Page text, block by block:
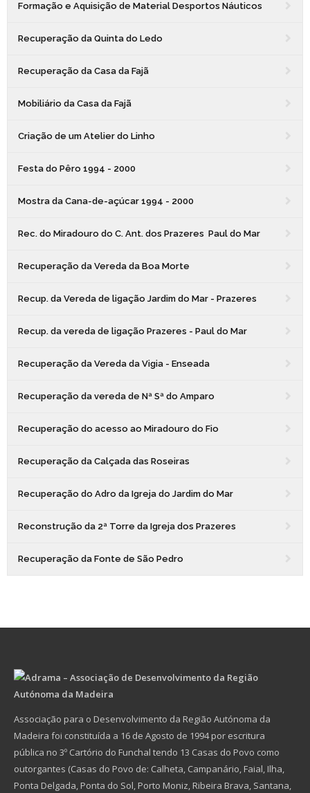
Formação e Aquisição de Material Desportos Náuticos
Recuperação da Quinta do Ledo
Recuperação da Casa da Fajã
Mobiliário da Casa da Fajã
Criação de um Atelier do Linho
Festa do Pêro 1994 - 2000
Mostra da Cana-de-açúcar 1994 - 2000
Rec. do Miradouro do C. Ant. dos Prazeres  Paul do Mar
Recuperação da Vereda da Boa Morte
Recup. da Vereda de ligação Jardim do Mar - Prazeres
Recup. da vereda de ligação Prazeres - Paul do Mar
Recuperação da Vereda da Vigia - Enseada
Recuperação da vereda de Nª Sª do Amparo
Recuperação do acesso ao Miradouro do Fio
Recuperação da Calçada das Roseiras
Recuperação do Adro da Igreja do Jardim do Mar
Reconstrução da 2ª Torre da Igreja dos Prazeres
Recuperação da Fonte de São Pedro
Associação para o Desenvolvimento da Região Autónoma da
Madeira foi constituída a 16 de Agosto de 1994 por escritura
pública no 3º Cartório do Funchal tendo 13 Casas do Povo como
outorgantes (Casas do Povo de: Calheta, Campanário, Faial, Ilha,
Ponta Delgada, Ponta do Sol, Porto Moniz, Ribeira Brava, Santana,